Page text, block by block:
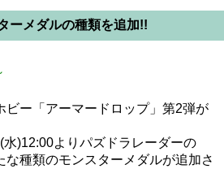
ーメダルの種類を追加!!
ビー「アーマードロップ」第2弾が
)12:00よりパズドラレーダーの
な種類のモンスターメダルが追加さ